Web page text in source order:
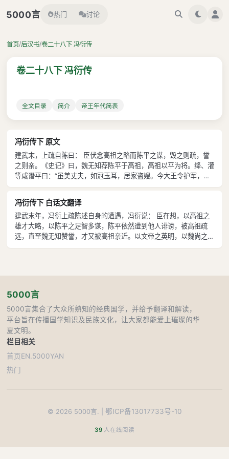
5000言 热门 讨论
首页/后汉书/卷二十八下 冯衍传
卷二十八下 冯衍传
全文目录 简介 帝王年代简表
冯衍传下 原文
建武末，上疏自陈曰： 臣伏念高祖之略而陈平之谋，毁之则疏，誉
之则亲。《史记》曰，魏无知荐陈平于高祖，高祖以平为将。绛、灌
等咸谮平曰：“虽美丈夫，如冠玉耳，居家盗嫂。今大王令护军，诸
将金多者得善处，金少者得恶处。”高祖让魏无知。无知曰：“臣所言
何足疑。”高祖乃令平尽护诸
冯衍传下 白话文翻译
建武末年，冯衍上疏陈述自身的遭遇，冯衍说： 臣在想，以高祖之
雄才大略，以陈平之足智多谋，陈平依然遭到他人诽谤，被高祖疏
远，直至魏无知赞誉，才又被高祖亲近。以文帝之英明，以魏尚之忠
诚，当年魏尚依然受到毁誉，不免遭受牢狱之灾。直至冯唐辩诬，文
5000言
5000言集合了大众所熟知的经典国学，并给予翻译和解读，
平台旨在传播国学知识及民族文化，让大家都能爱上璀璨的华
夏文明。
栏目
首页
热门
相关
EN.5000YAN
© 2026 5000言. | 鄂ICP备13017733号-10
39 人在线阅读